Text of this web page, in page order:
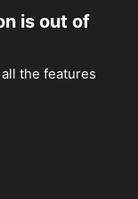
is out of
the features